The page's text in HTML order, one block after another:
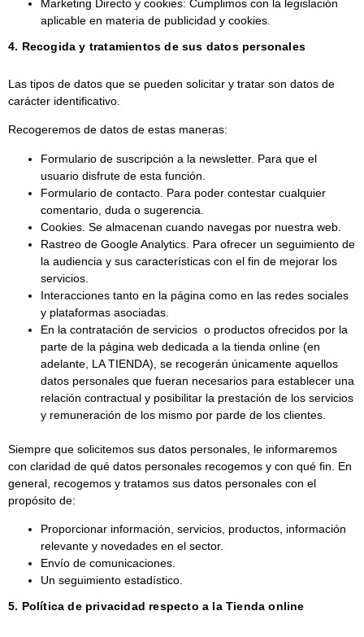
Marketing Directo y cookies: Cumplimos con la legislación
aplicable en materia de publicidad y cookies.
4. Recogida y tratamientos de sus datos personales
Las tipos de datos que se pueden solicitar y tratar son datos de
carácter identificativo.
Recogeremos de datos de estas maneras:
Formulario de suscripción a la newsletter. Para que el
usuario disfrute de esta función.
Formulario de contacto. Para poder contestar cualquier
comentario, duda o sugerencia.
Cookies. Se almacenan cuando navegas por nuestra web.
Rastreo de Google Analytics. Para ofrecer un seguimiento de
la audiencia y sus características con el fin de mejorar los
servicios.
Interacciones tanto en la página como en las redes sociales
y plataformas asociadas.
En la contratación de servicios o productos ofrecidos por la
parte de la página web dedicada a la tienda online (en
adelante, LA TIENDA), se recogerán únicamente aquellos
datos personales que fueran necesarios para establecer una
relación contractual y posibilitar la prestación de los servicios
y remuneración de los mismo por parde de los clientes.
Siempre que solicitemos sus datos personales, le informaremos
con claridad de qué datos personales recogemos y con qué fin. En
general, recogemos y tratamos sus datos personales con el
propósito de:
Proporcionar información, servicios, productos, información
relevante y novedades en el sector.
Envío de comunicaciones.
Un seguimiento estadístico.
5. Política de privacidad respecto a la Tienda online